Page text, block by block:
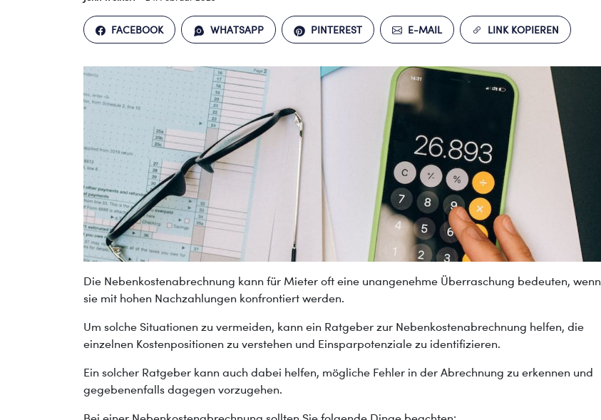
FACEBOOK WHATSAPP PINTEREST E-MAIL LINK KOPIEREN
Die Nebenkostenabrechnung kann für Mieter oft eine unangenehme Überraschung bedeuten, wenn
sie mit hohen Nachzahlungen konfrontiert werden.
Um solche Situationen zu vermeiden, kann ein Ratgeber zur Nebenkostenabrechnung helfen, die
einzelnen Kostenpositionen zu verstehen und Einsparpotenziale zu identifizieren.
Ein solcher Ratgeber kann auch dabei helfen, mögliche Fehler in der Abrechnung zu erkennen und
gegebenenfalls dagegen vorzugehen.